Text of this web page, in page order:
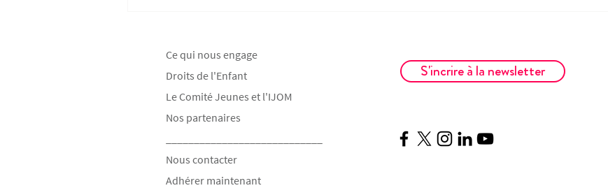
Ce qui nous engage
Droits de l'Enfant
Le Comité Jeunes et l'IJOM
Nos partenaires
Nous contacter
Adhérer maintenant
S'incrire à la newsletter